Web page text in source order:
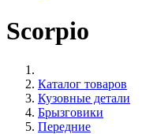
Scorpio
Каталог товаров
Кузовные детали
Брызговики
Передние